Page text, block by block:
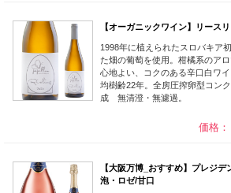
【オーガニックワイン】リース
1998年に植えられたスロバキア
た畑の葡萄を使用。柑橘系のア
心地よい、コクのある辛口白ワ
均樹齢22年。全房圧搾卵型コン
成 無清澄・無濾過。
価格
【大阪万博_おすすめ】プレジ
泡・ロゼ/甘口